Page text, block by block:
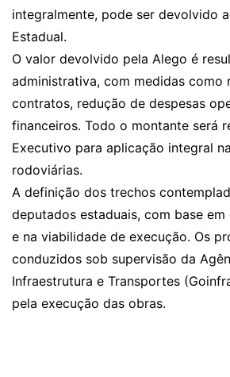
integralmente, pode ser devolvido
Estadual.
O valor devolvido pela Alego é
administrativa, com medidas como
contratos, redução de despesas
financeiros. Todo o montante será
Executivo para aplicação integral
rodoviárias.
A definição dos trechos
deputados estaduais, com base
e na viabilidade de execução. Os
conduzidos sob supervisão da
Infraestrutura e Transportes
pela execução das obras.